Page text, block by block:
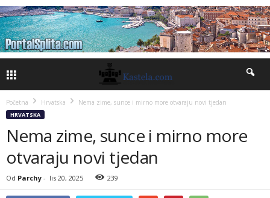
Početna Hrvatska Nema zime, sunce i mirno more otvaraju novi tjedan
HRVATSKA
Nema zime, sunce i mirno more
otvaraju novi tjedan
Od Parchy - lis 20, 2025 239